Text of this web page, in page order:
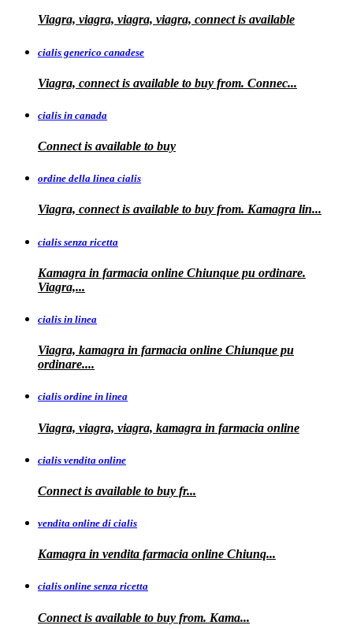
Viagra, viagra, viagra, viagra, connect is available
cialis generico canadese
Viagra, connect is available to buy from. Connec...
cialis in canada
Connect is available to buy
ordine della linea cialis
Viagra, connect is available to buy from. Kamagra lin...
cialis senza ricetta
Kamagra in farmacia online Chiunque pu ordinare.
Viagra,...
cialis in linea
Viagra, kamagra in farmacia online Chiunque pu
ordinare....
cialis ordine in linea
Viagra, viagra, viagra, kamagra in farmacia online
cialis vendita online
Connect is available to buy fr...
vendita online di cialis
Kamagra in vendita farmacia online Chiunq...
cialis online senza ricetta
Connect is available to buy from. Kama...